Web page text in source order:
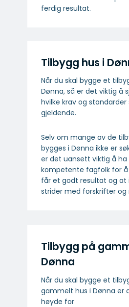
ferdig resultat.
Tilbygg hus i
Når du skal bygge et
Dønna, så er det viktig å
hvilke krav og standarder
gjeldende.
Selv om mange av de
bygges i Dønna ikke er
er det uansett viktig å
kompetente fagfolk for
får et godt resultat og at
strider med forskrifter og
Tilbygg på
Dønna
Når du skal bygge et
gammelt hus i Dønna er
høyde for